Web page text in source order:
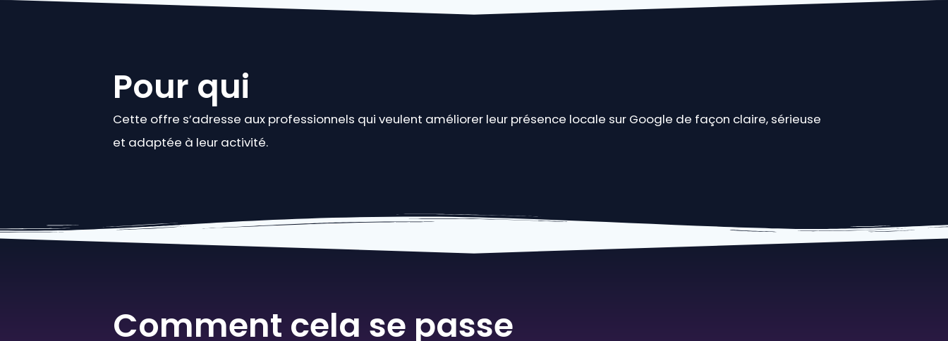
Pour qui
Cette offre s’adresse aux professionnels qui veulent améliorer leur présence locale sur Google de façon claire, sérieuse
et adaptée à leur activité.
Comment cela se passe